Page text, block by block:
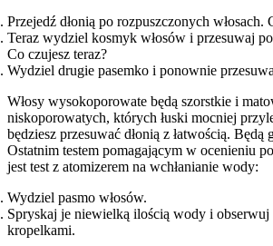
Przejedź dłonią po rozpuszczonych włosach.
Teraz wydziel kosmyk włosów i przesuwaj
Co czujesz teraz?
Wydziel drugie pasemko i ponownie
Włosy wysokoporowate będą szorstkie i
niskoporowatych, których łuski mocniej
będziesz przesuwać dłonią z łatwością. Będą
Ostatnim testem pomagającym w ocenieniu
jest test z atomizerem na wchłanianie wody:
Wydziel pasmo włosów.
Spryskaj je niewielką ilością wody i obserwuj
kropelkami.